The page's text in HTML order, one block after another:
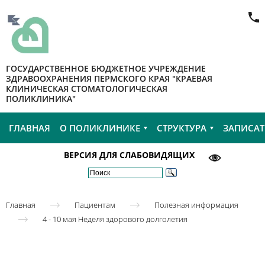
ГОСУДАРСТВЕННОЕ БЮДЖЕТНОЕ УЧРЕЖДЕНИЕ
ЗДРАВООХРАНЕНИЯ ПЕРМСКОГО КРАЯ "КРАЕВАЯ
КЛИНИЧЕСКАЯ СТОМАТОЛОГИЧЕСКАЯ
ПОЛИКЛИНИКА"
ГЛАВНАЯ О ПОЛИКЛИНИКЕ СТРУКТУРА
ВЕРСИЯ ДЛЯ СЛАБОВИДЯЩИХ
Главная Пациентам
Полезная информация
4 - 10 мая Неделя здорового долголетия